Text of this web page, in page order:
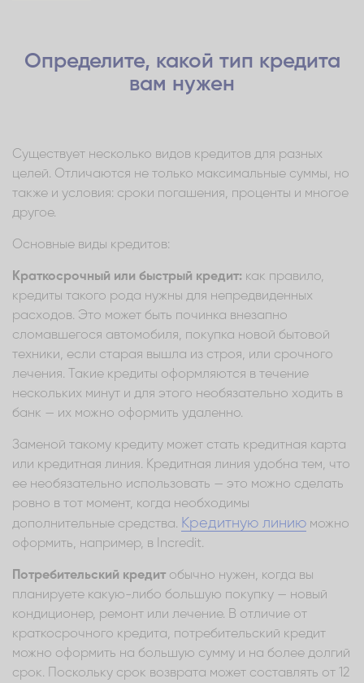
Определите, какой тип кредита
вам нужен
Существует несколько видов кредитов для разных
целей. Отличаются не только максимальные суммы, но
также и условия: сроки погашения, проценты и многое
другое.
Основные виды кредитов:
Краткосрочный или быстрый кредит: как правило,
кредиты такого рода нужны для непредвиденных
расходов. Это может быть починка внезапно
сломавшегося автомобиля, покупка новой бытовой
техники, если старая вышла из строя, или срочного
лечения. Такие кредиты оформляются в течение
нескольких минут и для этого необязательно ходить в
банк — их можно оформить удаленно.
Заменой такому кредиту может стать кредитная карта
или кредитная линия. Кредитная линия удобна тем, что
ее необязательно использовать — это можно сделать
ровно в тот момент, когда необходимы
дополнительные средства. Кредитную линию можно
оформить, например, в Incredit.
Потребительский кредит обычно нужен, когда вы
планируете какую-либо большую покупку — новый
кондиционер, ремонт или лечение. В отличие от
краткосрочного кредита, потребительский кредит
можно оформить на большую сумму и на более долгий
срок. Поскольку срок возврата может составлять от 12